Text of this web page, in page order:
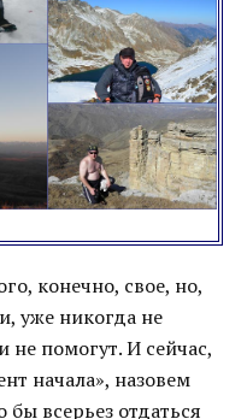
конечно, свое, но,
уже никогда не
не помогут. И сейчас,
начала», назовем
бы всерьез отдаться